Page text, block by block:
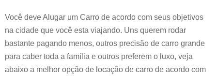
Você deve Alugar um Carro de acordo com seus objetivos
na cidade que você esta viajando. Uns querem rodar
bastante pagando menos, outros precisão de carro grande
para caber toda a família e outros preferem o luxo, veja
abaixo a melhor opção de locação de carro de acordo com